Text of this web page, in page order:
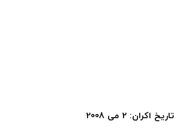
تاریخ اکران: 2 می 2008